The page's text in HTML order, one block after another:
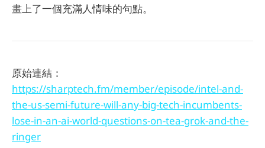
畫上了一個充滿人情味的句點。
原始連結：
https://sharptech.fm/member/episode/intel-and-
the-us-semi-future-will-any-big-tech-incumbents-
lose-in-an-ai-world-questions-on-tea-grok-and-the-
ringer